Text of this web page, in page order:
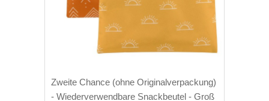
Zweite Chance (ohne Originalverpackung)
- Wiederverwendbare Snackbeutel - Groß